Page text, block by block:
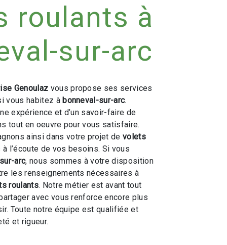
roulants à
sur-arc
Genoulaz vous propose ses services
vous habitez àbonneval-sur-arc.
expérience et d’un savoir-faire de
tout en oeuvre pour vous satisfaire.
ainsi dans votre projet devolets
l’écoute de vos besoins. Si vous
arc, nous sommes à votre disposition
les renseignements nécessaires à
roulants. Notre métier est avant tout
avec vous renforce encore plus
Toute notre équipe est qualifiée et
et rigueur.